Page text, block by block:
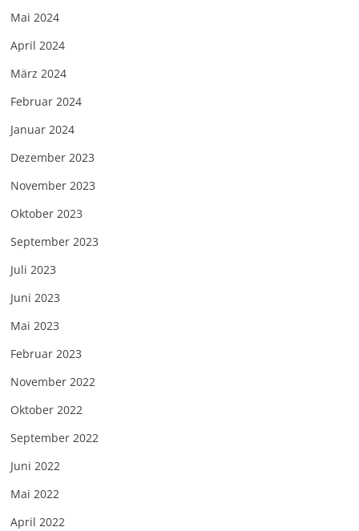
Mai 2024
April 2024
März 2024
Februar 2024
Januar 2024
Dezember 2023
November 2023
Oktober 2023
September 2023
Juli 2023
Juni 2023
Mai 2023
Februar 2023
November 2022
Oktober 2022
September 2022
Juni 2022
Mai 2022
April 2022